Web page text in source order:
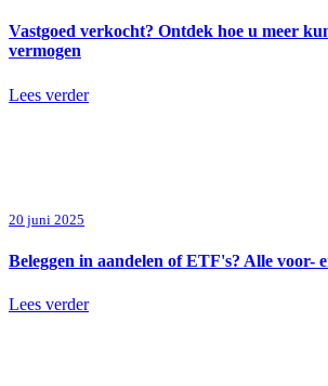
Vastgoed verkocht? Ontdek hoe u meer
vermogen
Lees verder
20 juni 2025
Beleggen in aandelen of ETF's? Alle voor-
Lees verder